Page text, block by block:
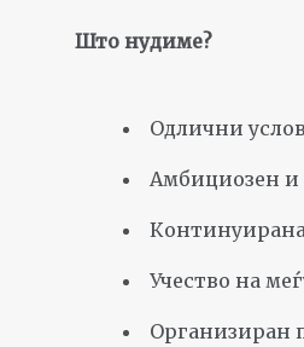
Што нудиме?
Одлични
Амбициозен и
Учество на
Организиран